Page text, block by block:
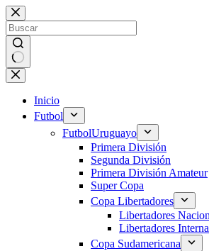
Saltar
al
contenido
Sin
resultados
Inicio
Futbol
FutbolUruguayo
Primera División
Segunda División
Primera División Amateur
Super Copa
Copa Libertadores
Libertadores
Libertadores
Copa Sudamericana